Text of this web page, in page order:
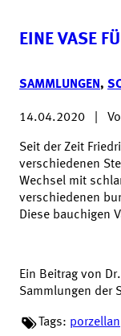
EINE VASE
SAMMLUNGEN,
14.04.2020
Seit der Zeit
verschiedenen
Wechsel mit
verschiedenen
Diese bauchigen
Ein Beitrag von
Sammlungen der
Tags: porzellan